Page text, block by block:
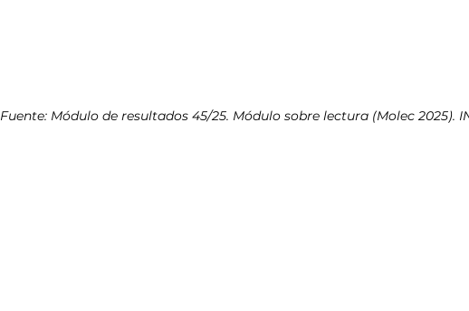
Fuente: Módulo de resultados 45/25. Módulo sobre lectura (Molec 2025).